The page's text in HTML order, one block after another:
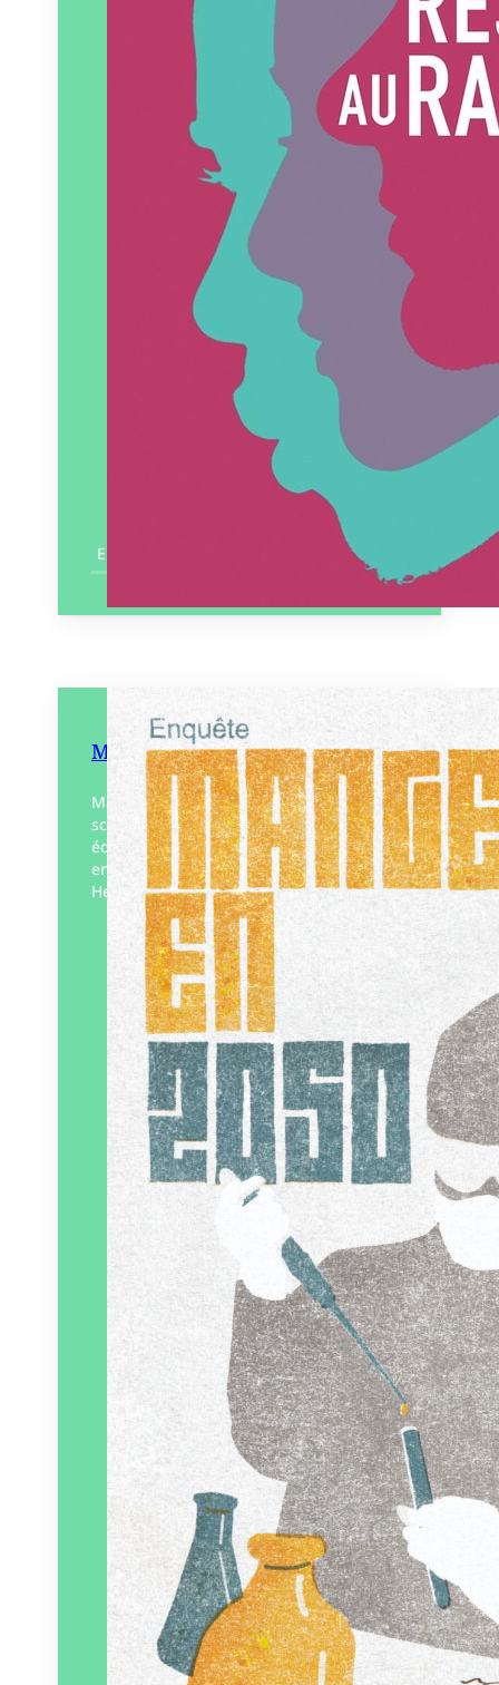
En savoir plus
Manger en 2050
Manger en 2050, à la fois dystopie et
scénario d’exposition, est réédité aux
éditions Solarium. Cette enquête, portée
en 2015 par le post-journaliste Jean-Roger
Helmin, décrit la réduction…
Éditeur : Solarium
Paru le01/09/2025